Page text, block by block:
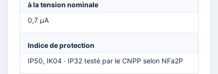
à la tension nominale
0,7 μA
Indice de protection
IP50, IK04 · IP32 testé par le CNPP selon NFa2P